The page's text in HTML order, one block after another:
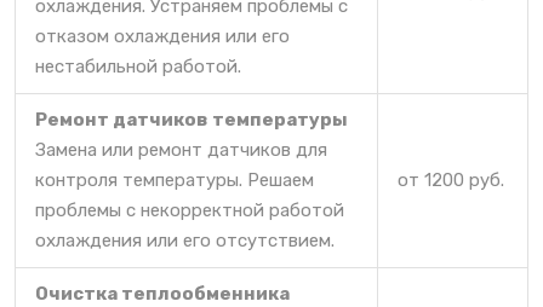
охлаждения. Устраняем проблемы с
отказом охлаждения или его
нестабильной работой.
Ремонт датчиков температуры
Замена или ремонт датчиков для
контроля температуры. Решаем
проблемы с некорректной работой
охлаждения или его отсутствием.
от 1200 руб.
Очистка теплообменника